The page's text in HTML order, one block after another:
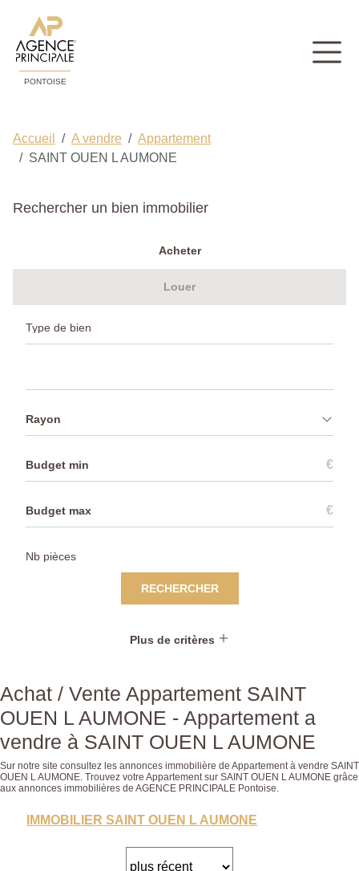
PONTOISE
Accueil A vendre
Appartement
SAINT OUEN L AUMONE
Rechercher un bien immobilier
Acheter
Louer
Rayon
€
€
RECHERCHER
Plus de critères
Achat / Vente Appartement SAINT
OUEN L AUMONE - Appartement a
vendre à SAINT OUEN L AUMONE
Sur notre site consultez les annonces immobilière de Appartement à vendre SAINT
OUEN L AUMONE. Trouvez votre Appartement sur SAINT OUEN L AUMONE grâce
aux annonces immobilières de AGENCE PRINCIPALE Pontoise.
IMMOBILIER SAINT OUEN L AUMONE